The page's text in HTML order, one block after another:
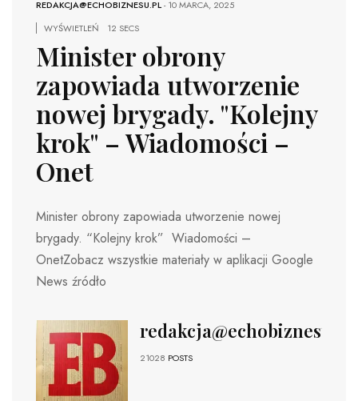
REDAKCJA@ECHOBIZNESU.PL-10 MARCA, 2025
WYŚWIETLEŃ
12 SECS
Minister obrony
zapowiada utworzenie
nowej brygady. "Kolejny
krok" – Wiadomości –
Onet
Minister obrony zapowiada utworzenie nowej
brygady. “Kolejny krok” Wiadomości –
OnetZobacz wszystkie materiały w aplikacji Google
News źródło
redakcja@echobiznesu.pl
21028 POSTS